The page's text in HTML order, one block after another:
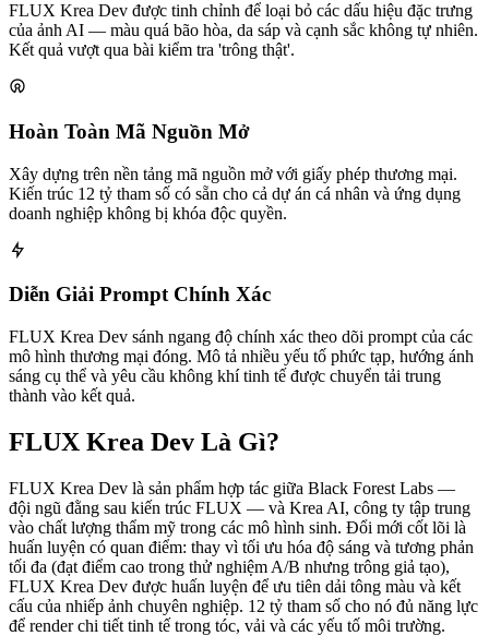
FLUX Krea Dev được tinh chỉnh để loại bỏ các dấu hiệu đặc trưng
của ảnh AI — màu quá bão hòa, da sáp và cạnh sắc không tự nhiên.
Kết quả vượt qua bài kiểm tra 'trông thật'.
Hoàn Toàn Mã Nguồn Mở
Xây dựng trên nền tảng mã nguồn mở với giấy phép thương mại.
Kiến trúc 12 tỷ tham số có sẵn cho cả dự án cá nhân và ứng dụng
doanh nghiệp không bị khóa độc quyền.
Diễn Giải Prompt Chính Xác
FLUX Krea Dev sánh ngang độ chính xác theo dõi prompt của các
mô hình thương mại đóng. Mô tả nhiều yếu tố phức tạp, hướng ánh
sáng cụ thể và yêu cầu không khí tinh tế được chuyển tải trung
thành vào kết quả.
FLUX Krea Dev Là Gì?
FLUX Krea Dev là sản phẩm hợp tác giữa Black Forest Labs —
đội ngũ đằng sau kiến trúc FLUX — và Krea AI, công ty tập trung
vào chất lượng thẩm mỹ trong các mô hình sinh. Đổi mới cốt lõi là
huấn luyện có quan điểm: thay vì tối ưu hóa độ sáng và tương phản
tối đa (đạt điểm cao trong thử nghiệm A/B nhưng trông giả tạo),
FLUX Krea Dev được huấn luyện để ưu tiên dải tông màu và kết
cấu của nhiếp ảnh chuyên nghiệp. 12 tỷ tham số cho nó đủ năng lực
để render chi tiết tinh tế trong tóc, vải và các yếu tố môi trường.